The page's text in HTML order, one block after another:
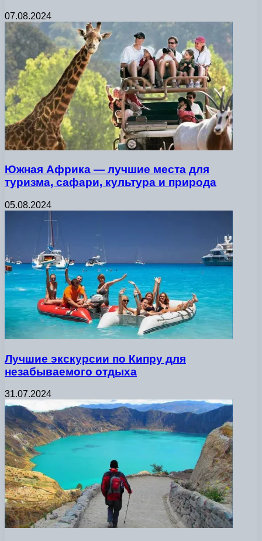
07.08.2024
Южная Африка — лучшие места для
туризма, сафари, культура и природа
05.08.2024
Лучшие экскурсии по Кипру для
незабываемого отдыха
31.07.2024